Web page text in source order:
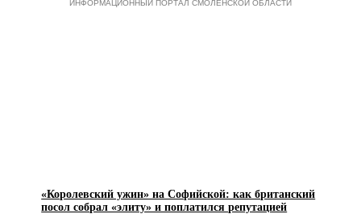
ИНФОРМАЦИОННЫЙ ПОРТАЛ СМОЛЕНСКОЙ ОБЛАСТИ
«Королевский ужин» на Софийской: как британский
посол собрал «элиту» и поплатился репутацией